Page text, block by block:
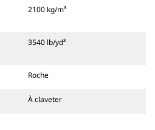
2100 kg/m³
3540 lb/yd³
Roche
À claveter